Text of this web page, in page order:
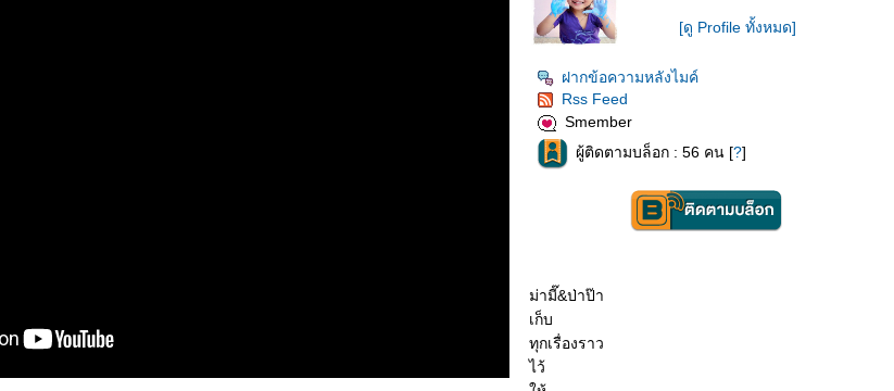
[ดู Profile ทั้งหมด]
ฝากข้อความหลังไมค์
Rss Feed
Smember
ผู้ติดตามบล็อก : 56 คน [?]
ม่ามี๊&ป่าป๊า
เก็บ
ทุกเรื่องราว
ไว้